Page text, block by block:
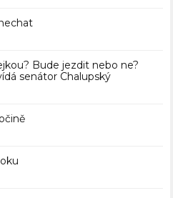
Bude jezdit nebo ne?
senátor Chalupský